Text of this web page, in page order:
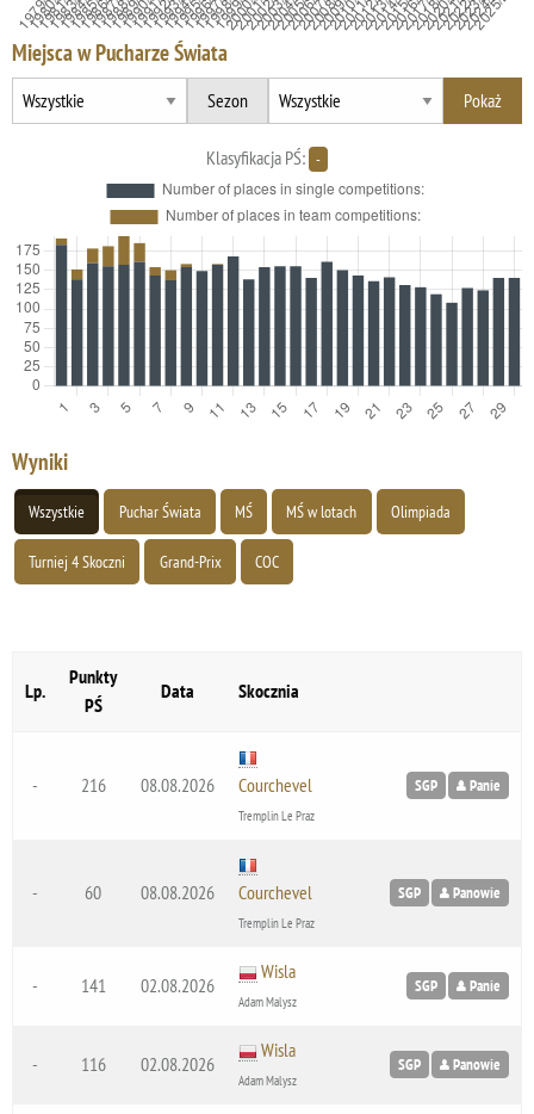
Miejsca w Pucharze Świata
Sezon
Klasyfikacja PŚ: -
Wyniki
Wszystkie Puchar Świata MŚ MŚ w lotach Olimpiada
Turniej 4 Skoczni Grand-Prix COC
Lp.
Punkty
PŚ
Data Skocznia
- 216 08.08.2026 Courchevel
Tremplin Le Praz
SGP Panie
- 60 08.08.2026 Courchevel
Tremplin Le Praz
SGP Panowie
- 141 02.08.2026
Wisla
Adam Malysz
SGP Panie
- 116 02.08.2026
Wisla
Adam Malysz
SGP Panowie